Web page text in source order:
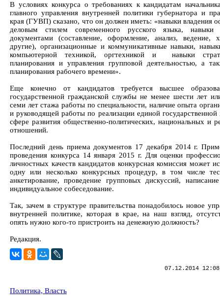
В условиях конкурса о требованиях к кандидатам
главного управления внутренней политики губернатора и
края (ГУВП) сказано, что он должен иметь: «навыки владения
деловым стилем современного русского языка,
документами (составление, оформление, анализ, ведение,
другие), организационные и коммуникативные навыки,
компьютерной техникой, оргтехникой и навыки
планирования и управления групповой деятельностью, а
планирования рабочего времени».
Еще конечно от кандидатов требуется высшее
государственной гражданской службы не менее шести лет
семи лет стажа работы по специальности, наличие опыта
и руководящей работы по реализации единой государственной
сфере развития общественно-политических, национальных и
отношений.
Последний день приема документов 17 декабря 2014 г.
проведения конкурса 14 января 2015 г. Для оценки
личностных качеств кандидатов конкурсная комиссия может
одну или несколько конкурсных процедур, в том числе
анкетирование, проведение групповых дискуссий,
индивидуальное собеседование.
Так, зачем в структуре правительства понадобилось новое
внутренней политике, которая в крае, на наш взгляд,
опять нужно кого-то пристроить на денежную должность?
Редакция.
07.12.2014
Политика, Власть